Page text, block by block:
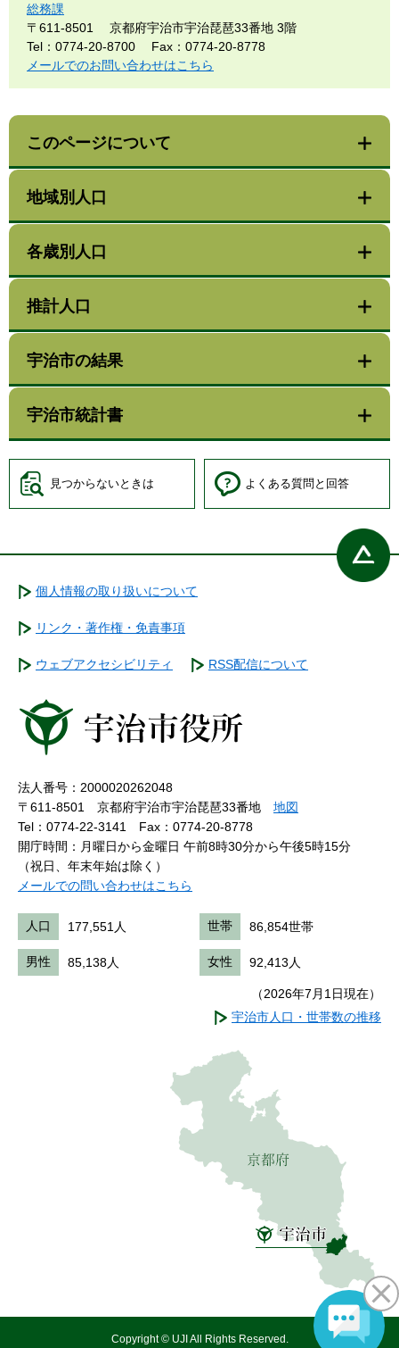
総務課
〒611-8501
京都府宇治市宇治琵琶33番地 3階
Tel：0774-20-8700
Fax：0774-20-8778
メールでのお問い合わせはこちら
このページについて
地域別人口
各歳別人口
推計人口
宇治市の結果
宇治市統計書
見つからないときは よくある質問と回答
個人情報の取り扱いについて
リンク・著作権・免責事項
ウェブアクセシビリティ RSS配信について
法人番号：2000020262048
〒611-8501 京都府宇治市宇治琵琶33番地 地図
Tel：0774-22-3141
Fax：0774-20-8778
開庁時間：月曜日から金曜日 午前8時30分から午後5時15分
（祝日、年末年始は除く）
メールでの問い合わせはこちら
人口 177,551人 世帯 86,854世帯
男性 85,138人 女性 92,413人
（2026年7月1日現在）
宇治市人口・世帯数の推移
Copyright © UJI All Rights Reserved.